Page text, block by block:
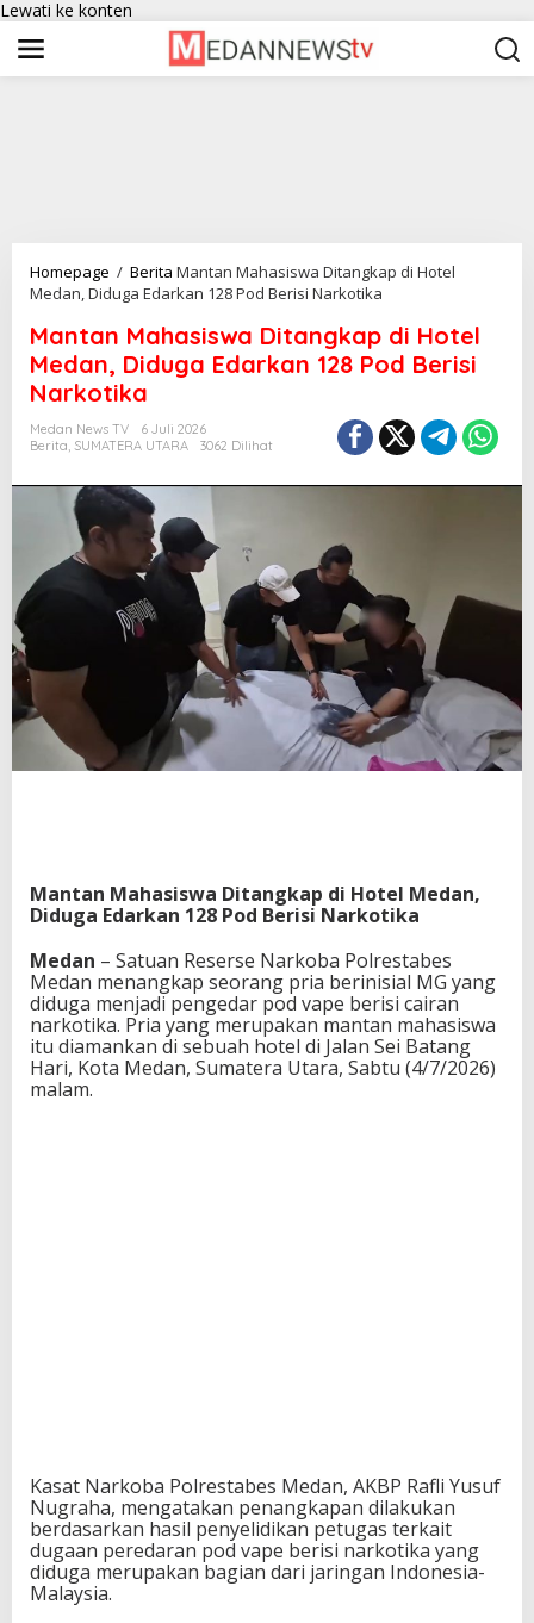
Lewati ke konten
Homepage / Berita Mantan Mahasiswa Ditangkap di Hotel
Medan, Diduga Edarkan 128 Pod Berisi Narkotika
Mantan Mahasiswa Ditangkap di Hotel
Medan, Diduga Edarkan 128 Pod Berisi
Narkotika
Medan News TV
6 Juli 2026
Berita, SUMATERA UTARA 3062 Dilihat
Mantan Mahasiswa Ditangkap di Hotel Medan,
Diduga Edarkan 128 Pod Berisi Narkotika
Medan – Satuan Reserse Narkoba Polrestabes
Medan menangkap seorang pria berinisial MG yang
diduga menjadi pengedar pod vape berisi cairan
narkotika. Pria yang merupakan mantan mahasiswa
itu diamankan di sebuah hotel di Jalan Sei Batang
Hari, Kota Medan, Sumatera Utara, Sabtu (4/7/2026)
malam.
Kasat Narkoba Polrestabes Medan, AKBP Rafli Yusuf
Nugraha, mengatakan penangkapan dilakukan
berdasarkan hasil penyelidikan petugas terkait
dugaan peredaran pod vape berisi narkotika yang
diduga merupakan bagian dari jaringan Indonesia-
Malaysia.